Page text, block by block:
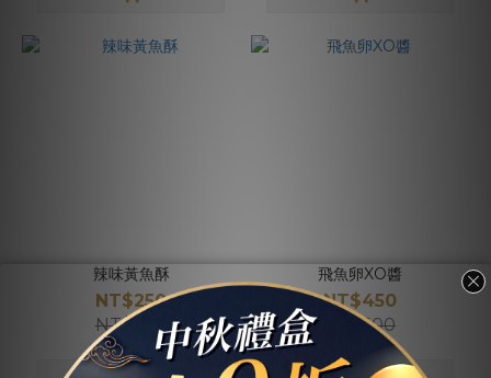
辣味黃魚酥
NT$250
NT$300
飛魚卵XO醬
NT$450
NT$500